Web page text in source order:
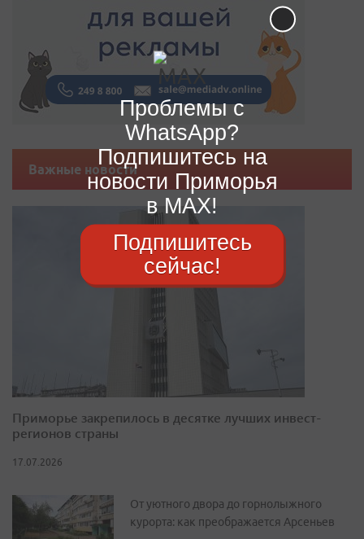
Важные новости
Приморье закрепилось в десятке лучших инвест-
регионов страны
17.07.2026
От уютного двора до горнолыжного
курорта: как преображается Арсеньев
Проблемы с
WhatsApp?
Подпишитесь на
новости Приморья
в MAX!
Подпишитесь
сейчас!